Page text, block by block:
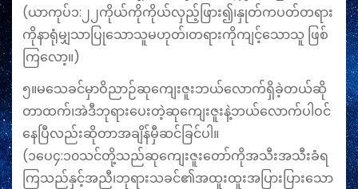
(ယာကုပ်၁:၂၂ကိုယ်ကိုကိုယ်လှည့်ဖြား၍၊နှုတ်ကပတ်တရား
ကိုနာရုံမျှသာပြုသောသူမဟုတ်၊တရားကိုကျင့်သောသူ ဖြစ်
ကြလော့။)
၅။မ‌သေခင်မှာဝိညာဉ်ဆုကျေးဇူးဘယ်‌လောက်ရှိခဲ့တယ်ဆို
တာထက်၊အဲဒီဘုရားပေးတဲ့ဆု‌‌ကျေးဇူးနဲ့ဘယ်‌လောက်ပါဝင်
နေပြီလည်းဆိုတာအချိန်မှီဆင်ခြင်ပါ။
(၁ပေ၄:၁၀သင်တို့သည်ဆုကျေးဇူးတော်ကိုအသီးအသီးခံရ
ကြသည်နှင့်အညီ၊ဘုရားသခင်၏အထူးထူးအပြားပြားသော